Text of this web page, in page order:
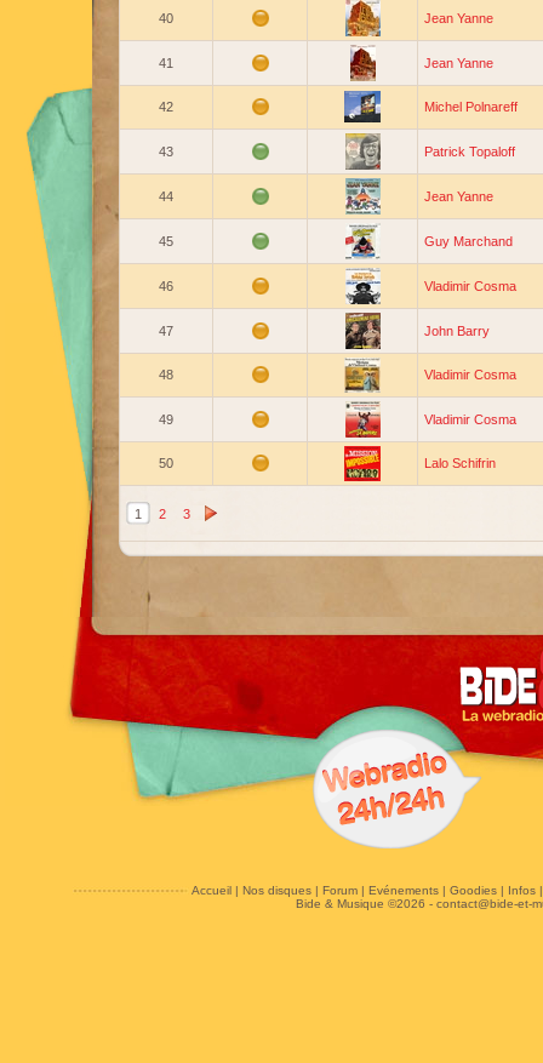
40 Jean Yanne
41 Jean Yanne
42 Michel Polnareff
43 Patrick Topaloff
44 Jean Yanne
45 Guy Marchand
46 Vladimir Cosma
47 John Barry
48 Vladimir Cosma
49 Vladimir Cosma
50 Lalo Schifrin
1 2 3
Accueil| Nos disques| Forum| Evénements| Goodies| Infos
Bide & Musique ©2026 - contact@bide-et-